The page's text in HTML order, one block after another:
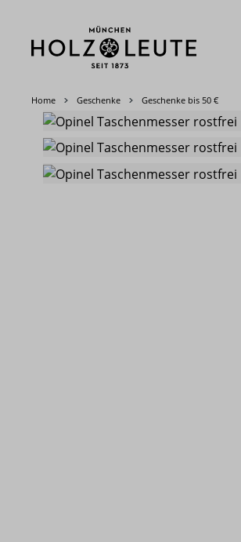
Home Geschenke Geschenke bis 50 €
Bildergalerie überspringen